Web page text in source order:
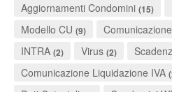
Aggiornamenti Condomini (15)
Modello CU (9)
INTRA (2) Virus (2)
Comunicazione Liquidazione IVA